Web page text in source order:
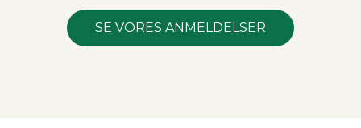
SE VORES ANMELDELSER